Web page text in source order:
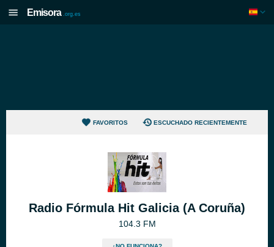
Emisora .org.es
FAVORITOS ESCUCHADO RECIENTEMENTE
Radio Fórmula Hit Galicia (A Coruña)
104.3 FM